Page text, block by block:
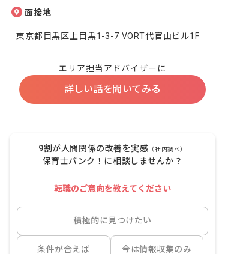
面接地
東京都目黒区上目黒1-3-7 VORT代官山ビル1F
エリア担当アドバイザーに
詳しい話を聞いてみる
9割が人間関係の改善を実感 （社内調べ）
保育士バンク！に相談しませんか？
転職のご意向を教えてください
積極的に見つけたい
条件が合えば 今は情報収集のみ